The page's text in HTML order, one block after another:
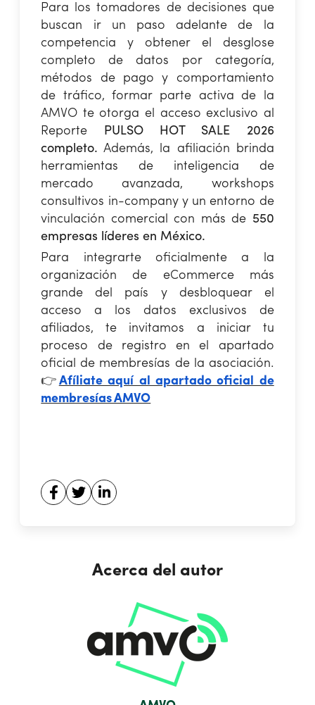
Para los tomadores de decisiones que
buscan ir un paso adelante de la
competencia y obtener el desglose
completo de datos por categoría,
métodos de pago y comportamiento
de tráfico, formar parte activa de la
AMVO te otorga el acceso exclusivo al
Reporte
PULSO HOT SALE 2026
completo. Además, la afiliación brinda
herramientas de inteligencia de
mercado avanzada, workshops
consultivos in-company y un entorno de
vinculación comercial con más de 550
empresas líderes en México.
Para integrarte oficialmente a la
organización de eCommerce más
grande del país y desbloquear el
acceso a los datos exclusivos de
afiliados, te invitamos a iniciar tu
proceso de registro en el apartado
oficial de membresías de la asociación.
👉 Afíliate aquí al apartado oficial de
membresías AMVO
Acerca del autor